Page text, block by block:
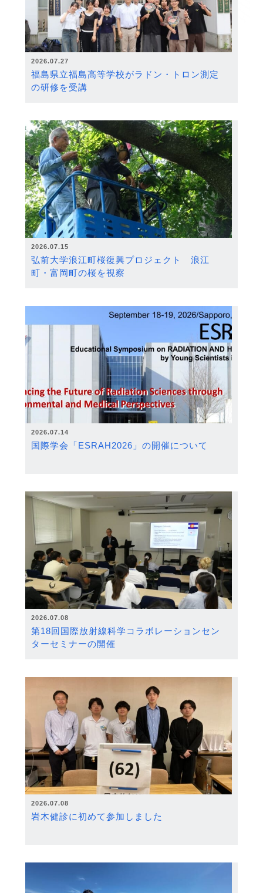
2026.07.27
福島県立福島高等学校がラドン・トロン測定
の研修を受講
2026.07.15
弘前大学浪江町桜復興プロジェクト 浪江
町・富岡町の桜を視察
2026.07.14
国際学会「ESRAH2026」の開催について
2026.07.08
第18回国際放射線科学コラボレーションセン
ターセミナーの開催
2026.07.08
岩木健診に初めて参加しました